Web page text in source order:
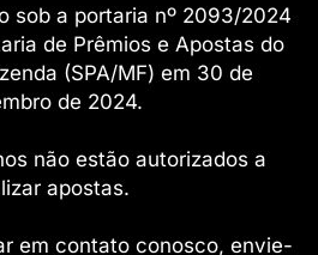
sob a portaria nº 2093/2024
de Prêmios e Apostas do
(SPA/MF) em 30 de
de 2024.
não estão autorizados a
apostas.
em contato conosco, envie-